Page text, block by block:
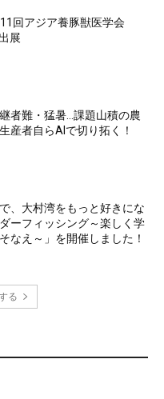
回アジア養豚獣医学会
展
者難・猛暑…課題山積の農
産者自らAIで切り拓く！
、大村湾をもっと好きにな
ーフィッシング～楽しく学
なえ～」を開催しました！
る